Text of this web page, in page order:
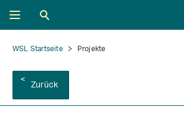
WSL Startseite Projekte
Zurück